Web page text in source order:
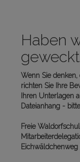
Haben
Wenn Sie
richten Sie Ihre
Ihren Unterlagen
Dateianhang -
Freie